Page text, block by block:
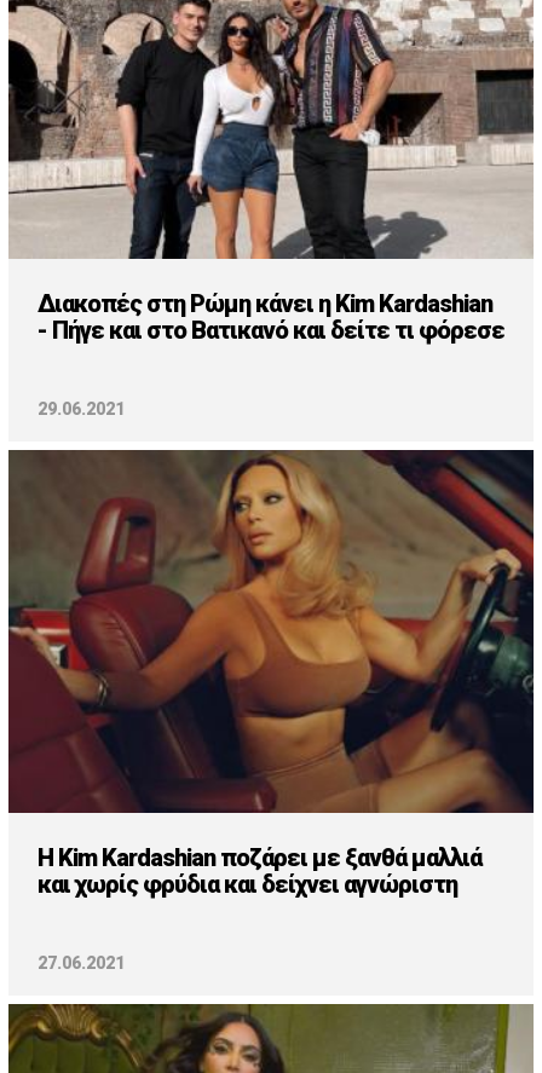
Διακοπές στη Ρώμη κάνει η Kim Kardashian
- Πήγε και στο Βατικανό και δείτε τι φόρεσε
29.06.2021
H Kim Kardashian ποζάρει με ξανθά μαλλιά
και χωρίς φρύδια και δείχνει αγνώριστη
27.06.2021